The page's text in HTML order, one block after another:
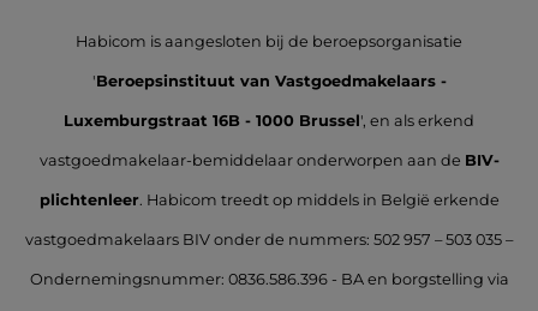
Habicom is aangesloten bij de beroepsorganisatie
'Beroepsinstituut van Vastgoedmakelaars -
Luxemburgstraat 16B - 1000 Brussel', en als erkend
vastgoedmakelaar-bemiddelaar onderworpen aan de BIV-
plichtenleer. Habicom treedt op middels in België erkende
vastgoedmakelaars BIV onder de nummers: 502 957 – 503 035 –
Ondernemingsnummer: 0836.586.396 - BA en borgstelling via